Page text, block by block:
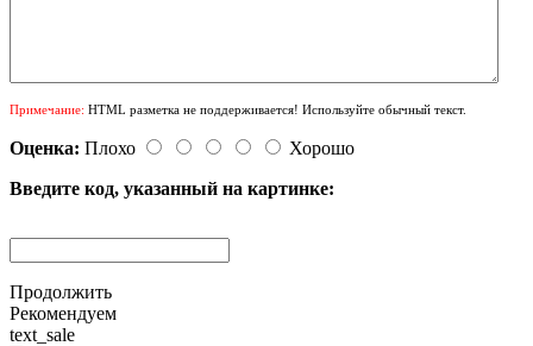
Примечание: HTML разметка не поддерживается! Используйте обычный текст.
Оценка: Плохо
Хорошо
Введите код, указанный на картинке:
Продолжить
Рекомендуем
text_sale